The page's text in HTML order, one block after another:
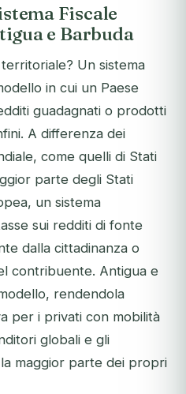
Fiscale
e Barbuda
Un sistema
in cui un Paese
guadagnati o prodotti
A differenza dei
come quelli di Stati
parte degli Stati
un sistema
sui redditi di fonte
dalla cittadinanza o
contribuente. Antigua e
rendendola
per i privati con mobilità
globali e gli
maggior parte dei propri